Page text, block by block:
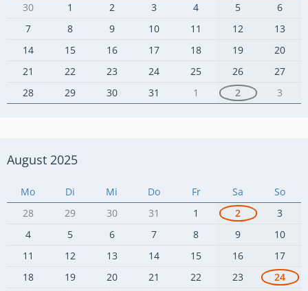
30
1 2 3 4 5
6
7
8 9 10 11 12
13
14
15 16 17 18 19
20
21
22 23 24 25 26
27
28
29 30 31 1 2 3
August 2025
Mo Di Mi Do Fr Sa
So
28
29 30 31 1 2
3
4
5 6 7 8 9
10
11
12 13 14 15 16
17
18
19 20 21 22 23
24